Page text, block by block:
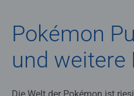
Pokémon
und weitere